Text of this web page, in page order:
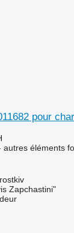
pour
autres éléments
Zapchastini"